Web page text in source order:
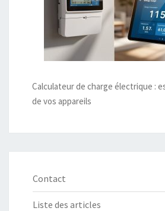
Calculateur de charge électrique :
de vos appareils
Contact
Liste des articles